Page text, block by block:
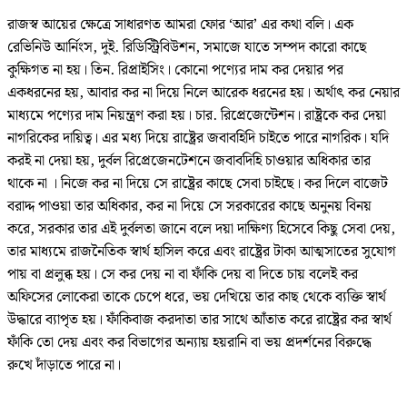
রাজস্ব আয়ের ক্ষেত্রে সাধারণত আমরা ফোর ‘আর’ এর কথা বলি। এক
রেভিনিউ আর্নিংস, দুই. রিডিস্ট্রিবিউশন, সমাজে যাতে সম্পদ কারো কাছে
কুক্ষিগত না হয়। তিন. রিপ্রাইসিং। কোনো পণ্যের দাম কর দেয়ার পর
একধরনের হয়, আবার কর না দিয়ে নিলে আরেক ধরনের হয়। অর্থাৎ কর নেয়ার
মাধ্যমে পণ্যের দাম নিয়ন্ত্রণ করা হয়। চার. রিপ্রেজেন্টেশন। রাষ্ট্রকে কর দেয়া
নাগরিকের দায়িত্ব। এর মধ্য দিয়ে রাষ্ট্রের জবাবহিদি চাইতে পারে নাগরিক। যদি
করই না দেয়া হয়, দুর্বল রিপ্রেজেনটেশনে জবাবদিহি চাওয়ার অধিকার তার
থাকে না । নিজে কর না দিয়ে সে রাষ্ট্রের কাছে সেবা চাইছে। কর দিলে বাজেট
বরাদ্দ পাওয়া তার অধিকার, কর না দিয়ে সে সরকারের কাছে অনুনয় বিনয়
করে, সরকার তার এই দুর্বলতা জানে বলে দয়া দাক্ষিণ্য হিসেবে কিছু সেবা দেয়,
তার মাধ্যমে রাজনৈতিক স্বার্থ হাসিল করে এবং রাষ্ট্রের টাকা আত্মসাতের সুযোগ
পায় বা প্রলুব্ধ হয়। সে কর দেয় না বা ফাঁকি দেয় বা দিতে চায় বলেই কর
অফিসের লোকেরা তাকে চেপে ধরে, ভয় দেখিয়ে তার কাছ থেকে ব্যক্তি স্বার্থ
উদ্ধারে ব্যাপৃত হয়। ফাঁকিবাজ করদাতা তার সাথে আঁতাত করে রাষ্ট্রের কর স্বার্থ
ফাঁকি তো দেয় এবং কর বিভাগের অন্যায় হয়রানি বা ভয় প্রদর্শনের বিরুদ্ধে
রুখে দাঁড়াতে পারে না।